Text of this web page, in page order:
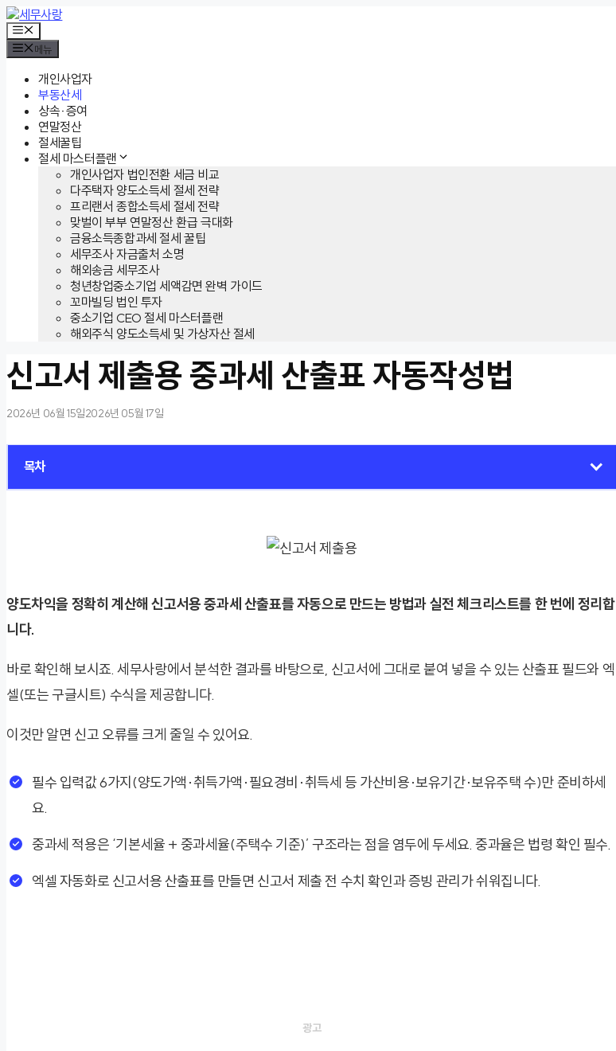
컨
텐
츠
로
메
뉴
메뉴
개인사업자
부동산세
상속·증여
연말정산
절세꿀팁
절세 마스터플랜
개인사업자 법인전환 세금 비교
다주택자 양도소득세 절세 전략
프리랜서 종합소득세 절세 전략
맞벌이 부부 연말정산 환급 극대화
금융소득종합과세 절세 꿀팁
세무조사 자금출처 소명
해외송금 세무조사
청년창업중소기업 세액감면 완벽 가이드
꼬마빌딩 법인 투자
중소기업 CEO 절세 마스터플랜
해외주식 양도소득세 및 가상자산 절세
신고서 제출용 중과세 산출표 자동작성법
2026년 06월 15일2026년 05월 17일
목차
양도차익을 정확히 계산해 신고서용 중과세 산출표를 자동으로 만드는 방법과 실전 체크리스트를 한 번에 정리합
니다.
바로 확인해 보시죠. 세무사랑에서 분석한 결과를 바탕으로, 신고서에 그대로 붙여 넣을 수 있는 산출표 필드와 엑
셀(또는 구글시트) 수식을 제공합니다.
이것만 알면 신고 오류를 크게 줄일 수 있어요.
필수 입력값 6가지(양도가액·취득가액·필요경비·취득세 등 가산비용·보유기간·보유주택 수)만 준비하세
요.
중과세 적용은 ‘기본세율 + 중과세율(주택수 기준)’ 구조라는 점을 염두에 두세요. 중과율은 법령 확인 필수.
엑셀 자동화로 신고서용 산출표를 만들면 신고서 제출 전 수치 확인과 증빙 관리가 쉬워집니다.